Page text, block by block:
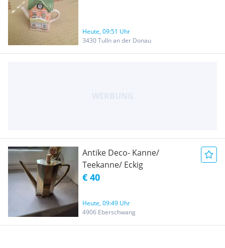
Heute, 09:51 Uhr
3430 Tulln an der Donau
Antike Deco- Kanne/
Teekanne/ Eckig
€ 40
Heute, 09:49 Uhr
4906 Eberschwang